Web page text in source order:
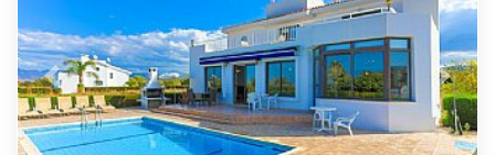
Previous Next